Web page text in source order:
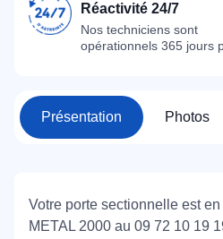
Réactivité 24/7
Nos techniciens sont
opérationnels 365 jours
Présentation Photos
Votre porte sectionnelle est
METAL 2000 au 09 72 10 19